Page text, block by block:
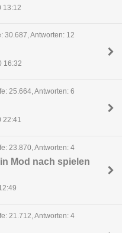
13:12
30.687, Antworten: 12
16:32
25.664, Antworten: 6
22:41
23.870, Antworten: 4
Mod nach spielen
21.712, Antworten: 4